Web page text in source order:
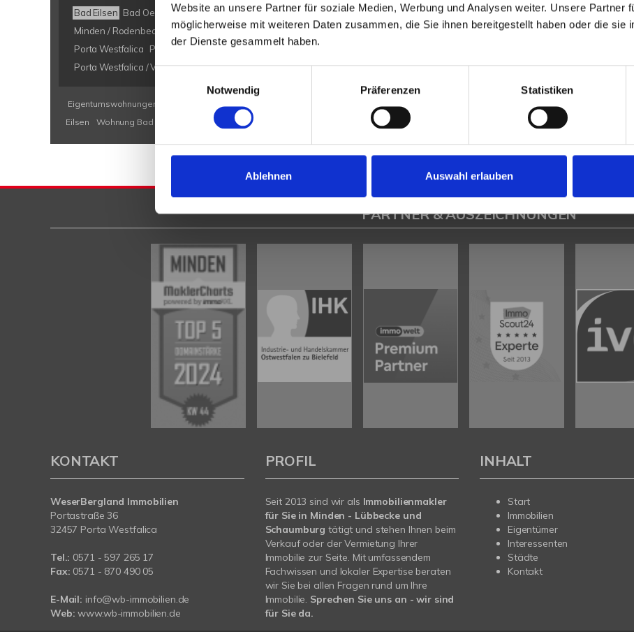
Website an unsere Partner für soziale Medien, Werbung und Analysen weiter. Unsere Partner
möglicherweise mit weiteren Daten zusammen, die Sie ihnen bereitgestellt haben oder die sie
der Dienste gesammelt haben.
Notwendig
Präferenzen Statistiken
Ablehnen Auswahl erlauben
Bad Eilsen Bad Oeynhausen Bad Salzuflen Bückeburg Heeßen Herford Hespe Hille Kalletal Lübbecke Löhne Minden
Minden / Rodenbeck
Minden Kutenhausen Obernkirchen Petershagen Petershagen / Bierde Petershagen / Döhren
Porta Westfalica
Porta Westfalica / Barkhausen Porta Westfalica / Eisbergen
Porta Westfalica / Veltheim Porta Westfalica / Vennebeck Rahden Rinteln Vlotho
Eigentumswohnungen Bad Eilsen Eigentumswohnung Bad Eilsen Immo Bad Eilsen Wohnung suche Bad Eilsen
Eilsen
Wohnung Bad Eilsen kaufen Bad Eilsen Immobilien Bad Eilsen Immobilienkauf Bad Eilsen
PARTNER & AUSZEICHNUNGEN
KONTAKT
WeserBergland Immobilien
Portastraße 36
32457 Porta Westfalica
Tel.: 0571 - 597 265 17
Fax: 0571 - 870 490 05
E-Mail: info@wb-immobilien.de
Web: www.wb-immobilien.de
PROFIL
Seit 2013 sind wir als Immobilienmakler
für Sie in Minden - Lübbecke und
Schaumburgtätigt und stehen Ihnen beim
Verkauf oder der Vermietung Ihrer
Immobilie zur Seite. Mit umfassendem
Fachwissen und lokaler Expertise beraten
wir Sie bei allen Fragen rund um Ihre
Immobilie. Sprechen Sie uns an - wir sind
für Sie da.
INHALT
Start
Immobilien
Eigentümer
Interessenten
Städte
Kontakt